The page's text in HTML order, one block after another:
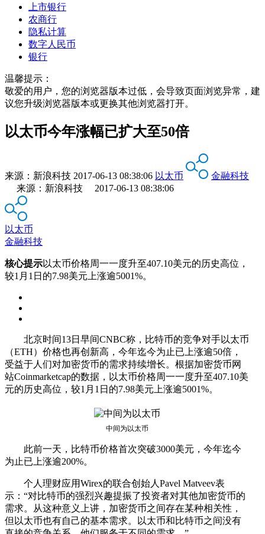
上市银行
农商行
隐私计算
数字人民币
银行
温馨提示：
敬爱的用户，您的浏览器版本过低，会导致页面浏览异常，建
议您升级浏览器版本或更换其他浏览器打开。
以太币今年涨幅已扩大至50倍
来源： 新浪科技 2017-06-13 08:38:06 以太币
金融科技
来源：新浪科技 2017-06-13 08:38:06
以太币
金融科技
核心提示以太币价格周一一度升至407.10美元的历史高位，
较1月1日的7.98美元上涨逾5001%。
北京时间13日早间CNBC称，比特币的竞争对手以太币
（ETH）价格也再创新高，今年迄今为止已上涨逾50倍，
受益于人们对加密货币的需求持续增长。根据加密货币网
站Coinmarketcap的数据，以太币价格周一一度升至407.10美
元的历史高位，较1月1日的7.98美元上涨逾5001%。
中间为以太币
此前一天，比特币价格首次突破3000美元，今年迄今
为止已上涨逾200%。
个人理财应用Wirex的联合创始人Pavel Matveev表
示：“对比特币的强烈兴趣提振了投资者对其他加密货币的
需求。从这种意义上讲，加密货币之间存在某种相关性，
但以太币也有自己的基本需求。以太币和比特币之间没有